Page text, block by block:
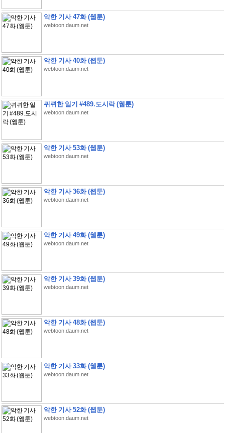
악한 기사 47화 (웹툰)
webtoon.daum.net
악한 기사 40화 (웹툰)
webtoon.daum.net
퀴퀴한 일기 #489.도시락 (웹툰)
webtoon.daum.net
악한 기사 53화 (웹툰)
webtoon.daum.net
악한 기사 36화 (웹툰)
webtoon.daum.net
악한 기사 49화 (웹툰)
webtoon.daum.net
악한 기사 39화 (웹툰)
webtoon.daum.net
악한 기사 48화 (웹툰)
webtoon.daum.net
악한 기사 33화 (웹툰)
webtoon.daum.net
악한 기사 52화 (웹툰)
webtoon.daum.net